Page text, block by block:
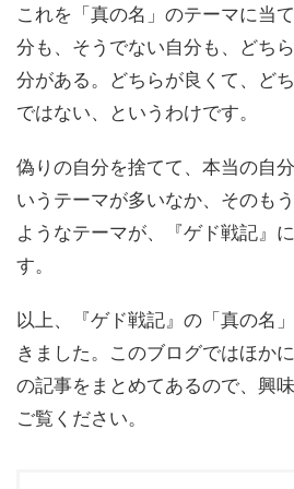
これを「真の名」のテーマに当
分も、そうでない自分も、どち
分がある。どちらが良くて、ど
ではない、というわけです。
偽りの自分を捨てて、本当の自
いうテーマが多いなか、そのも
ようなテーマが、『ゲド戦記』
す。
以上、『ゲド戦記』の「真の名
きました。このブログではほか
の記事をまとめてあるので、興
ご覧ください。